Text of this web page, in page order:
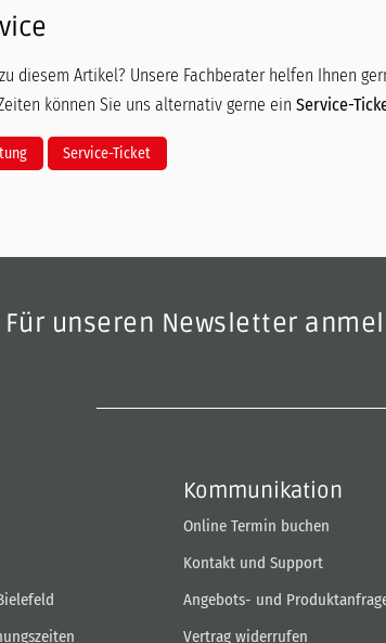
diesem Artikel? Unsere Fachberater helfen Ihnen
können Sie uns alternativ gerne ein Service-
Service-Ticket
Für unseren Newsletter
Kommunikation
Online Termin buchen
Kontakt und Support
Angebots- und
Vertrag widerrufen